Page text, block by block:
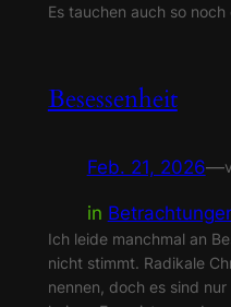
Es tauchen auch so
Besessenheit
Feb. 21, 2026—
in
Ich leide manchmal an
nicht stimmt. Radikale
nennen, doch es sind